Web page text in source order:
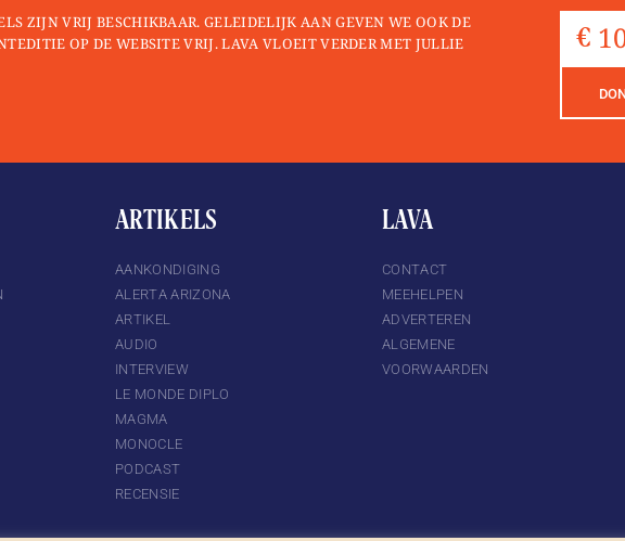
ZIJN VRIJ BESCHIKBAAR. GELEIDELIJK AAN GEVEN WE OOK DE
OP DE WEBSITE VRIJ. LAVA VLOEIT VERDER MET JULLIE
ARTIKELS
AANKONDIGING
ALERTA ARIZONA
ARTIKEL
AUDIO
INTERVIEW
LE MONDE DIPLO
MAGMA
MONOCLE
PODCAST
RECENSIE
LAVA
CONTACT
MEEHELPEN
ADVERTEREN
ALGEMENE
VOORWAARDEN